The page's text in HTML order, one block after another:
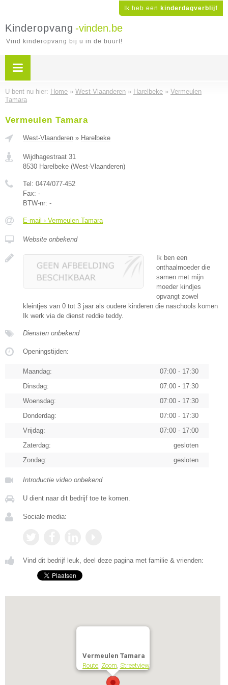
Ik heb een kinderdagverblijf
Kinderopvang -vinden.be
Vind kinderopvang bij u in de buurt!
U bent nu hier: Home » West-Vlaanderen » Harelbeke » Vermeulen
Tamara
Vermeulen Tamara
West-Vlaanderen » Harelbeke
Wijdhagestraat 31
8530 Harelbeke (West-Vlaanderen)
Tel: 0474/077-452
Fax: -
BTW-nr: -
E-mail › Vermeulen Tamara
Website onbekend
Ik ben een
onthaalmoeder die
samen met mijn
moeder kindjes
opvangt zowel
kleintjes van 0 tot 3 jaar als oudere kinderen die naschools komen
Ik werk via de dienst reddie teddy.
Diensten onbekend
Openingstijden:
Maandag:
07:00 - 17:30
Dinsdag:
07:00 - 17:30
Woensdag:
07:00 - 17:30
Donderdag:
07:00 - 17:30
Vrijdag:
07:00 - 17:00
Zaterdag:
gesloten
Zondag:
gesloten
Introductie video onbekend
U dient naar dit bedrijf toe te komen.
Sociale media:
Vind dit bedrijf leuk, deel deze pagina met familie & vrienden:
Vermeulen Tamara
Route, Zoom, Streetview